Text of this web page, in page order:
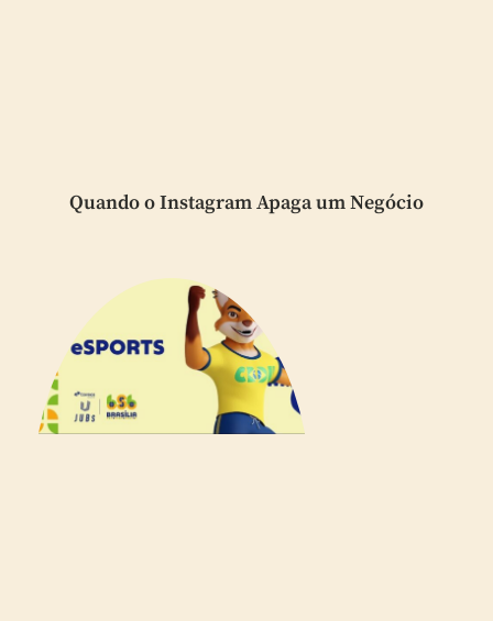
Quando o Instagram Apaga um Negócio